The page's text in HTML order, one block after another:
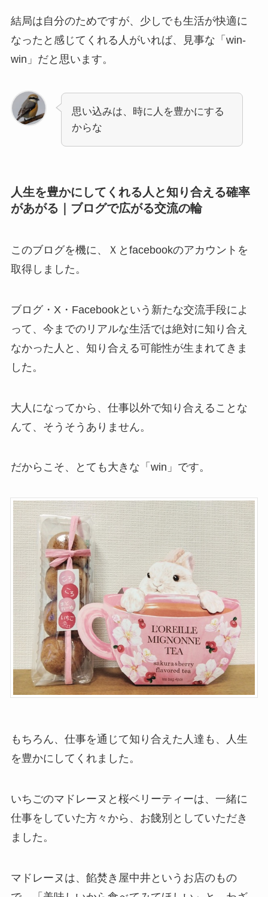
結局は自分のためですが、少しでも生活が快適に
なったと感じてくれる人がいれば、見事な「win-
win」だと思います。
思い込みは、時に人を豊かにする
からな
人生を豊かにしてくれる人と知り合える確率
があがる｜ブログで広がる交流の輪
このブログを機に、Ｘとfacebookのアカウントを
取得しました。
ブログ・X・Facebookという新たな交流手段によ
って、今までのリアルな生活では絶対に知り合え
なかった人と、知り合える可能性が生まれてきま
した。
大人になってから、仕事以外で知り合えることな
んて、そうそうありません。
だからこそ、とても大きな「win」です。
もちろん、仕事を通じて知り合えた人達も、人生
を豊かにしてくれました。
いちごのマドレーヌと桜ベリーティーは、一緒に
仕事をしていた方々から、お餞別としていただき
ました。
マドレーヌは、餡焚き屋中井というお店のもの